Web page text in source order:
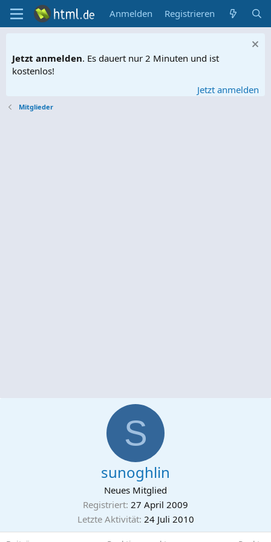
Anmelden Registrieren
Jetzt anmelden. Es dauert nur 2 Minuten und ist
kostenlos!
Jetzt anmelden
Mitglieder
S
sunoghlin
Neues Mitglied
Registriert 27 April 2009
Letzte Aktivität 24 Juli 2010